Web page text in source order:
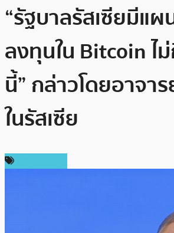
“รัฐบาลรัสเซียมีแผ
ลงทุนใน Bitcoin ไ
นี้” กล่าวโดยอาจา
ในรัสเซีย